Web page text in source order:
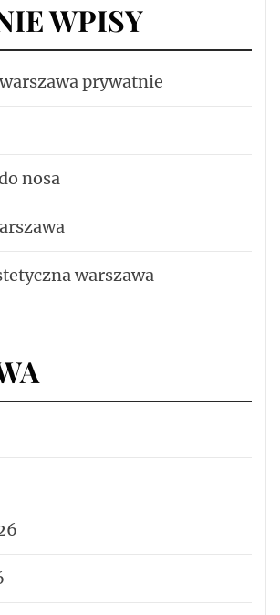
WPISY
prywatnie
nosa
warszawa